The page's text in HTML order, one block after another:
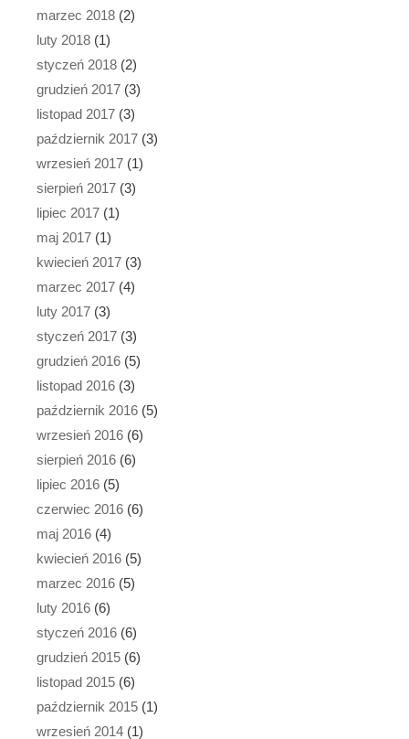
marzec 2018 (2)
luty 2018 (1)
styczeń 2018 (2)
grudzień 2017 (3)
listopad 2017 (3)
październik 2017 (3)
wrzesień 2017 (1)
sierpień 2017 (3)
lipiec 2017 (1)
maj 2017 (1)
kwiecień 2017 (3)
marzec 2017 (4)
luty 2017 (3)
styczeń 2017 (3)
grudzień 2016 (5)
listopad 2016 (3)
październik 2016 (5)
wrzesień 2016 (6)
sierpień 2016 (6)
lipiec 2016 (5)
czerwiec 2016 (6)
maj 2016 (4)
kwiecień 2016 (5)
marzec 2016 (5)
luty 2016 (6)
styczeń 2016 (6)
grudzień 2015 (6)
listopad 2015 (6)
październik 2015 (1)
wrzesień 2014 (1)